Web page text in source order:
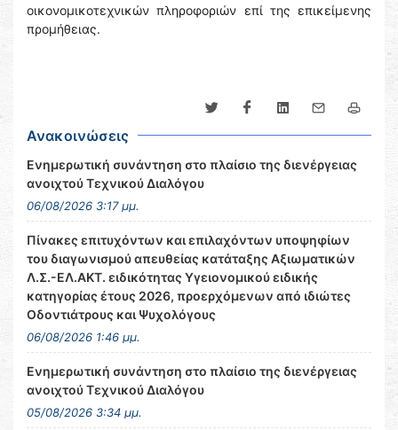
οικονομικοτεχνικών πληροφοριών επί της επικείμενης
προμήθειας.
Ανακοινώσεις
Ενημερωτική συνάντηση στο πλαίσιο της διενέργειας
ανοιχτού Τεχνικού Διαλόγου
06/08/2026 3:17 μμ.
Πίνακες επιτυχόντων και επιλαχόντων υποψηφίων
του διαγωνισμού απευθείας κατάταξης Αξιωματικών
Λ.Σ.-ΕΛ.ΑΚΤ. ειδικότητας Υγειονομικού ειδικής
κατηγορίας έτους 2026, προερχόμενων από ιδιώτες
Οδοντιάτρους και Ψυχολόγους
06/08/2026 1:46 μμ.
Ενημερωτική συνάντηση στο πλαίσιο της διενέργειας
ανοιχτού Τεχνικού Διαλόγου
05/08/2026 3:34 μμ.